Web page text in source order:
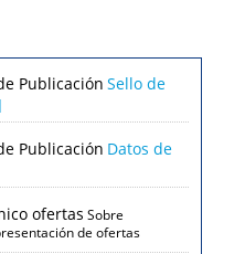
Publicación Sello de
Publicación Datos de
ofertas Sobre
de ofertas